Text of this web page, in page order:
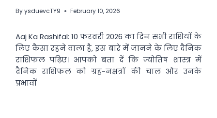
ByysduevcTY9 February 10, 2026
Aaj Ka Rashifal: 10 फरवरी 2026 का दिन सभी राशियों के
लिए कैसा रहने वाला है, इस बारे में जानने के लिए दैनिक
राशिफल पढ़िए। आपको बता दें कि ज्योतिष शास्त्र में
दैनिक राशिफल को ग्रह-नक्षत्रों की चाल और उनके
प्रभावों